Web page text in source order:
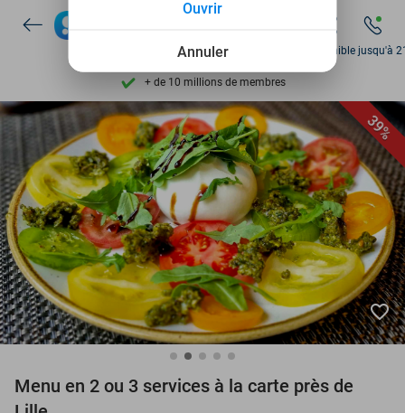
Disponible 7 jours par semaine
+ de 10 millions de membres
9,4 basé sur206 138 avis
Découvrez + de 15.000 deals
Disponible 7 jours par semaine
+ de 10 millions de membres
Disponible jusqu'à
39%
favorite_border
Menu en 2 ou 3 services à la carte près de
Annuler
Ouvrir